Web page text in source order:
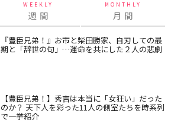
WEEKLY
週 間
MONTHLY
月 間
『豊臣兄弟！』お市と柴田勝家、自刃しての最
期と「辞世の句」…運命を共にした２人の悲劇
【豊臣兄弟！】秀吉は本当に「女狂い」だった
のか？ 天下人を彩った11人の側室たちを時系列
で一挙紹介